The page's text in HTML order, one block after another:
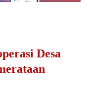
Desa